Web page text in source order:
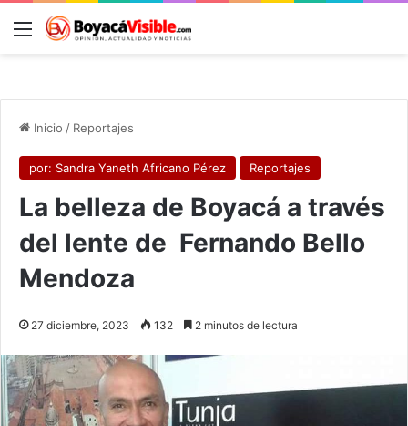
Menú
Inicio / Reportajes
por: Sandra Yaneth Africano Pérez Reportajes
La belleza de Boyacá a través
del lente de Fernando Bello
Mendoza
27 diciembre, 2023 132 2 minutos de lectura